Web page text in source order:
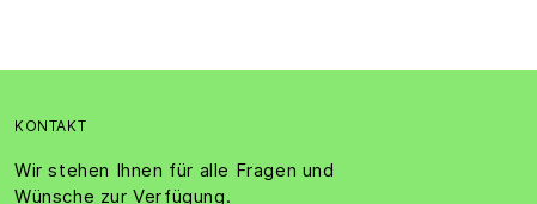
KONTAKT
Wir stehen Ihnen für alle Fragen und
Wünsche zur Verfügung.